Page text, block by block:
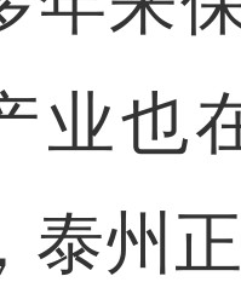
业也
泰州